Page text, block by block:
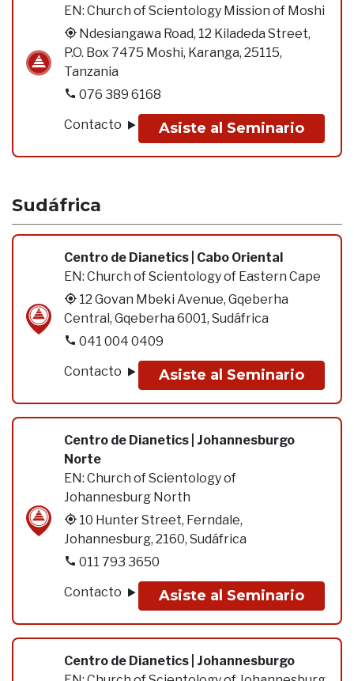
EN: Church of Scientology Mission of Moshi
Ndesiangawa Road, 12 Kiladeda Street,
P.O. Box 7475 Moshi, Karanga, 25115,
Tanzania
076 389 6168
Contacto
Asiste al Seminario
Sudáfrica
Centro de Dianetics | Cabo Oriental
EN: Church of Scientology of Eastern Cape
12 Govan Mbeki Avenue, Gqeberha
Central, Gqeberha 6001, Sudáfrica
041 004 0409
Contacto
Asiste al Seminario
Centro de Dianetics | Johannesburgo
Norte
EN: Church of Scientology of
Johannesburg North
10 Hunter Street, Ferndale,
Johannesburg, 2160, Sudáfrica
011 793 3650
Contacto
Asiste al Seminario
Centro de Dianetics | Johannesburgo